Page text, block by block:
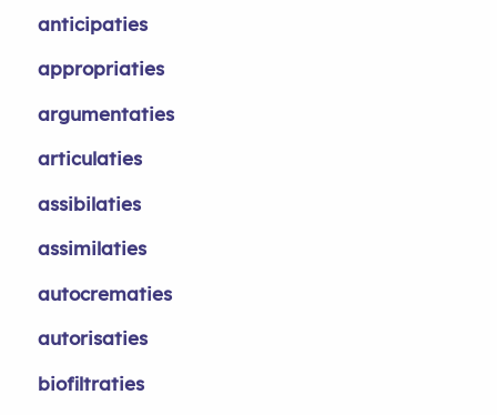
anticipaties
appropriaties
argumentaties
articulaties
assibilaties
assimilaties
autocrematies
autorisaties
biofiltraties